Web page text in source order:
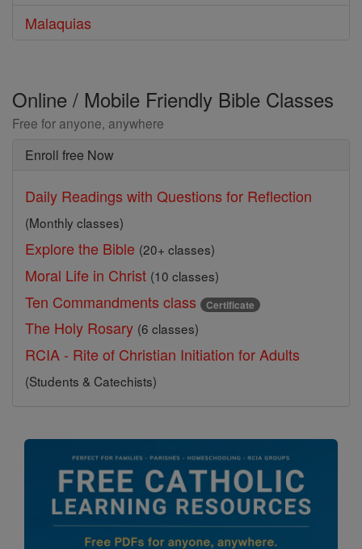
Malaquias
Online / Mobile Friendly Bible Classes
Free for anyone, anywhere
Enroll free Now
Daily Readings with Questions for Reflection
(Monthly classes)
Explore the Bible (20+ classes)
Moral Life in Christ (10 classes)
Ten Commandments class Certificate
The Holy Rosary (6 classes)
RCIA - Rite of Christian Initiation for Adults
(Students & Catechists)